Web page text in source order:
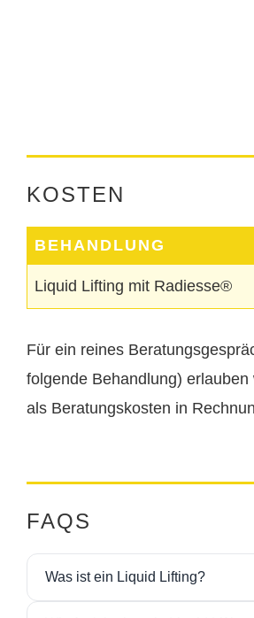
KOSTEN
BEHANDLUNG
Liquid Lifting mit Radiesse®
Für ein reines
folgende Behandlung) erlauben
als Beratungskosten in
FAQS
Was ist ein Liquid Lifting?